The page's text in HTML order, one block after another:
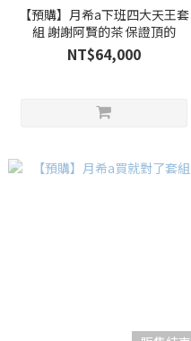
【預購】月希a下班四大天王套
組 謝謝阿賢的茶 保證頂的
NT$64,000